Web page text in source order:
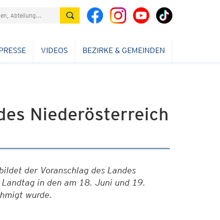
VIDEOS BEZIRKE & GEMEINDEN
Niederösterreich
der Voranschlag des Landes
in den am 18. Juni und 19.
wurde.